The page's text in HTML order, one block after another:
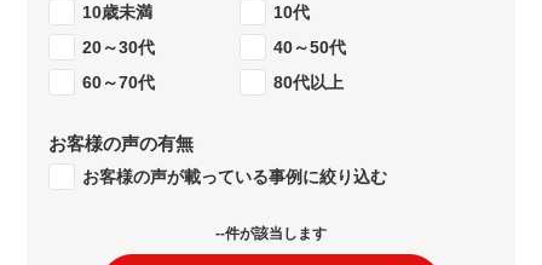
10歳未満
10代
20～30代
40～50代
60～70代
80代以上
お客様の声の有無
お客様の声が載っている事例に絞り込む
--件が該当します